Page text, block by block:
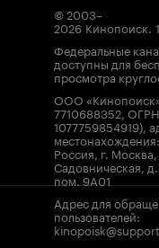
© 2003–
2026 Кинопоиск.
Федеральные
доступны для
просмотра
ООО
7710688352, ОГРН
1077759854919),
Россия, г. Москва,
Садовническая,
пом. 9А01
Адрес для
пользователей: